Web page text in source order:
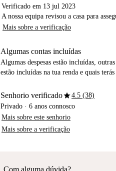
Verificado em 13 jul 2023
A nossa equipa revisou a casa para
Mais sobre a verificação
Algumas contas incluídas
Algumas despesas estão incluídas,
estão incluídas na tua renda e quais
Senhorio verificadostar4.5 (38)
Privado · 6 anos connosco
Mais sobre este senhorio
Mais sobre a verificação
Com alguma dúvida?